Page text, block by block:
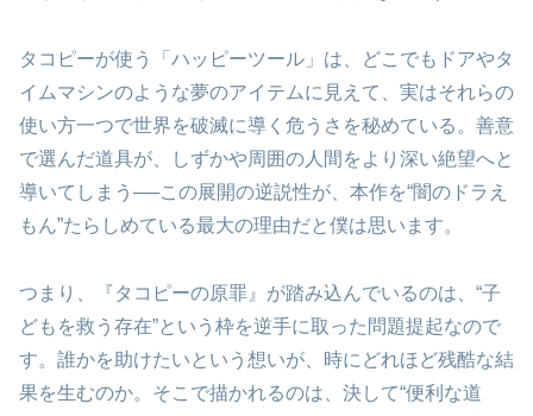
タコピーが使う「ハッピーツール」は、どこでもドアやタ
イムマシンのような夢のアイテムに見えて、実はそれらの
使い方一つで世界を破滅に導く危うさを秘めている。善意
で選んだ道具が、しずかや周囲の人間をより深い絶望へと
導いてしまう──この展開の逆説性が、本作を“闇のドラえ
もん”たらしめている最大の理由だと僕は思います。
つまり、『タコピーの原罪』が踏み込んでいるのは、“子
どもを救う存在”という枠を逆手に取った問題提起なので
す。誰かを助けたいという想いが、時にどれほど残酷な結
果を生むのか。そこで描かれるのは、決して“便利な道